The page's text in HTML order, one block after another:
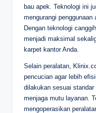
bau apek. Teknologi ini
mengurangi penggunaan
Dengan teknologi
menjadi maksimal
karpet kantor Anda.
Selain peralatan,
pencucian agar lebih
dilakukan sesuai
menjaga mutu layanan.
mengoperasikan